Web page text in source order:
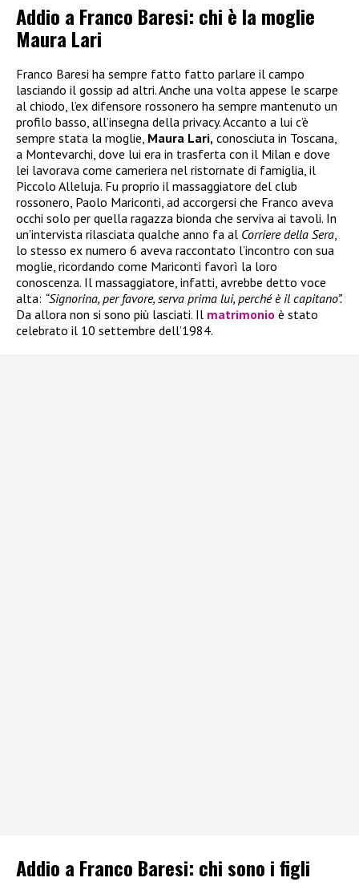
Addio a Franco Baresi: chi è la moglie
Maura Lari
Franco Baresi ha sempre fatto fatto parlare il campo
lasciando il gossip ad altri. Anche una volta appese le scarpe
al chiodo, l’ex difensore rossonero ha sempre mantenuto un
profilo basso, all’insegna della privacy. Accanto a lui c’è
sempre stata la moglie, Maura Lari, conosciuta in Toscana,
a Montevarchi, dove lui era in trasferta con il Milan e dove
lei lavorava come cameriera nel ristornate di famiglia, il
Piccolo Alleluja. Fu proprio il massaggiatore del club
rossonero, Paolo Mariconti, ad accorgersi che Franco aveva
occhi solo per quella ragazza bionda che serviva ai tavoli. In
un’intervista rilasciata qualche anno fa al Corriere della Sera
lo stesso ex numero 6 aveva raccontato l’incontro con sua
moglie, ricordando come Mariconti favorì la loro
conoscenza. Il massaggiatore, infatti, avrebbe detto voce
alta: “Signorina, per favore, serva prima lui, perché è il capitano”.
Da allora non si sono più lasciati. Il matrimonio è stato
celebrato il 10 settembre dell’1984.
Addio a Franco Baresi: chi sono i figli